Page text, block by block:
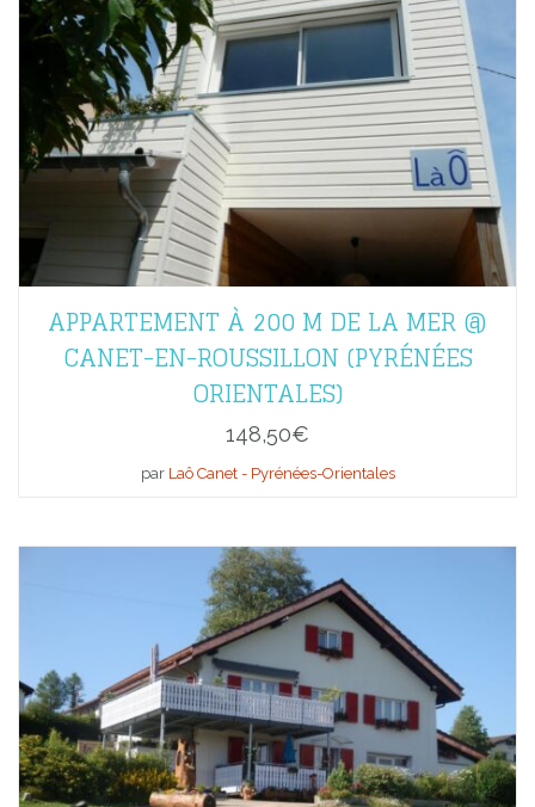
APPARTEMENT À 200 M DE LA MER @
CANET-EN-ROUSSILLON (PYRÉNÉES
ORIENTALES)
148,50€
par Laô Canet - Pyrénées-Orientales